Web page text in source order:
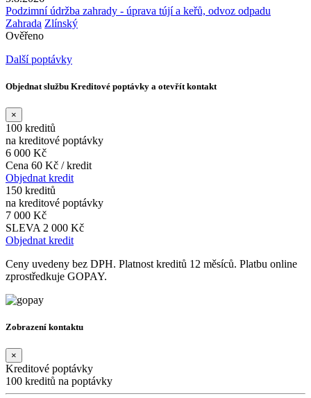
Podzimní údržba zahrady - úprava tújí a keřů, odvoz odpadu
Zahrada Zlínský
Ověřeno
Další poptávky
Objednat službu Kreditové poptávky a otevřít kontakt
×
100 kreditů
na kreditové poptávky
6 000 Kč
Cena 60 Kč / kredit
Objednat kredit
150 kreditů
na kreditové poptávky
7 000 Kč
SLEVA 2 000 Kč
Objednat kredit
Ceny uvedeny bez DPH. Platnost kreditů 12 měsíců. Platbu online
zprostředkuje GOPAY.
Zobrazení kontaktu
×
Kreditové poptávky
100 kreditů na poptávky